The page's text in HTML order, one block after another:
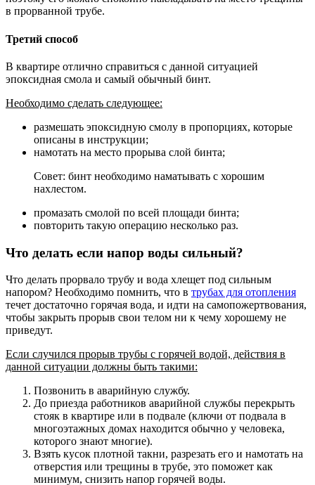
в прорванной трубе.
Третий способ
В квартире отлично справиться с данной ситуацией
эпоксидная смола и самый обычный бинт.
Необходимо сделать следующее:
размешать эпоксидную смолу в пропорциях, которые
описаны в инструкции;
намотать на место прорыва слой бинта;
Совет: бинт необходимо наматывать с хорошим
нахлестом.
промазать смолой по всей площади бинта;
повторить такую операцию несколько раз.
Что делать если напор воды сильный?
Что делать прорвало трубу и вода хлещет под сильным
напором? Необходимо помнить, что в трубах для отопления
течет достаточно горячая вода, и идти на самопожертвования,
чтобы закрыть прорыв свои телом ни к чему хорошему не
приведут.
Если случился прорыв трубы с горячей водой, действия в
данной ситуации должны быть такими:
Позвонить в аварийную службу.
До приезда работников аварийной службы перекрыть
стояк в квартире или в подвале (ключи от подвала в
многоэтажных домах находится обычно у человека,
которого знают многие).
Взять кусок плотной такни, разрезать его и намотать на
отверстия или трещины в трубе, это поможет как
минимум, снизить напор горячей воды.